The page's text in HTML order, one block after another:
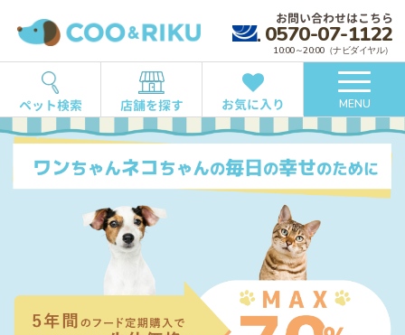
お問い合わせはこちら
0570-07-1122
10:00～20:00（ナビダイヤル）
ペット検索 店舗を探す お気に入り MENU